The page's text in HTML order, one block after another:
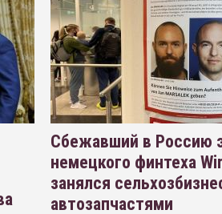
Сбежавший в Россию
немецкого финтеха
занялся
автозапчастями